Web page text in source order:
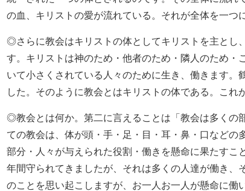
の血、キリストの愛が流れている。それが全体を一つ
◎さらに教会はキリストの体としてキリストを主とし
す。キリストは神のため・他者のため・隣人のため
いて小さくされている人々のために生き、働きます。
した。そのように教会とはキリストの体である。これ
◎教会とは何か。第二に言えることは「教会は多くの
ての教会は、体が頭・手・足・目・耳・鼻・口など
部分・人々が与えられた役割・働きを懸命に果たす
年間守られてきましたが、それは多くの人達が働き、
のことを思い起こしますが、お一人お一人が懸命に働